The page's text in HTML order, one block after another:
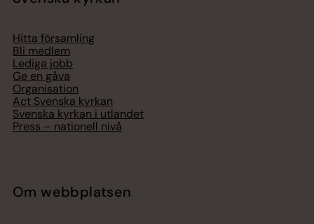
Hitta församling
Bli medlem
Lediga jobb
Ge en gåva
Organisation
Act Svenska kyrkan
Svenska kyrkan i utlandet
Press – nationell nivå
Om webbplatsen